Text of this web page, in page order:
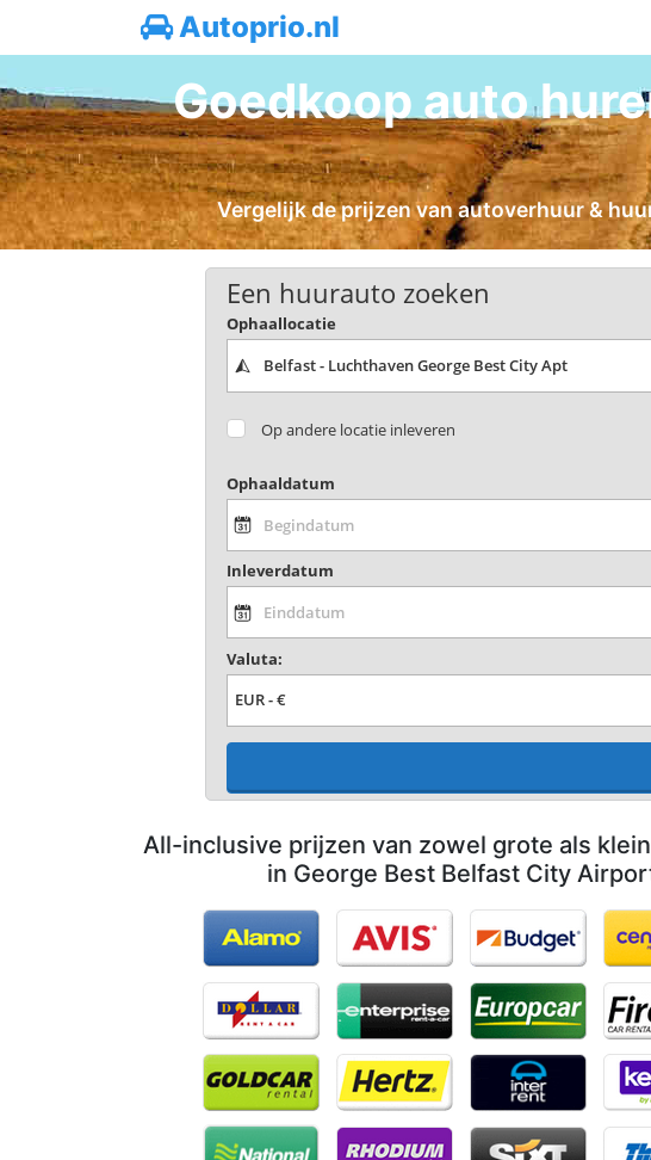
Autoprio.nl
Goedkoop auto
Vergelijk de prijzen van autoverhuur &
Een huurauto zoeken
Ophaallocatie
Op andere locatie inleveren
Ophaaldatum
Inleverdatum
Valuta:
All-inclusive prijzen van zowel grote als
in George Best Belfast City